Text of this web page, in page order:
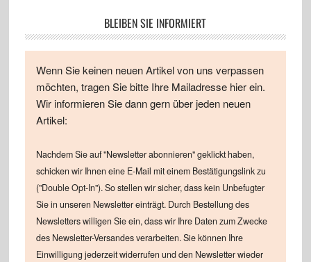
BLEIBEN SIE INFORMIERT
Wenn Sie keinen neuen Artikel von uns verpassen
möchten, tragen Sie bitte Ihre Mailadresse hier ein.
Wir informieren Sie dann gern über jeden neuen
Artikel:
Nachdem Sie auf "Newsletter abonnieren" geklickt haben,
schicken wir Ihnen eine E-Mail mit einem Bestätigungslink zu
("Double Opt-In"). So stellen wir sicher, dass kein Unbefugter
Sie in unseren Newsletter einträgt. Durch Bestellung des
Newsletters willigen Sie ein, dass wir Ihre Daten zum Zwecke
des Newsletter-Versandes verarbeiten. Sie können Ihre
Einwilligung jederzeit widerrufen und den Newsletter wieder